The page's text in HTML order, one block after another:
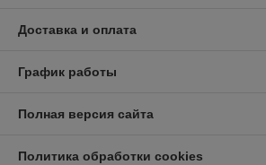
Доставка и оплата
График работы
Полная версия сайта
Политика обработки cookies